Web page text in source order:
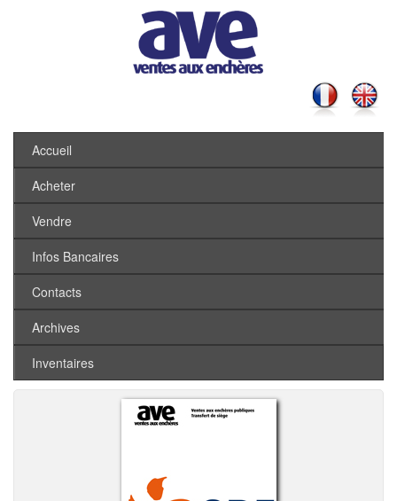
Accueil
Acheter
Vendre
Infos Bancaires
Contacts
Archives
Inventaires